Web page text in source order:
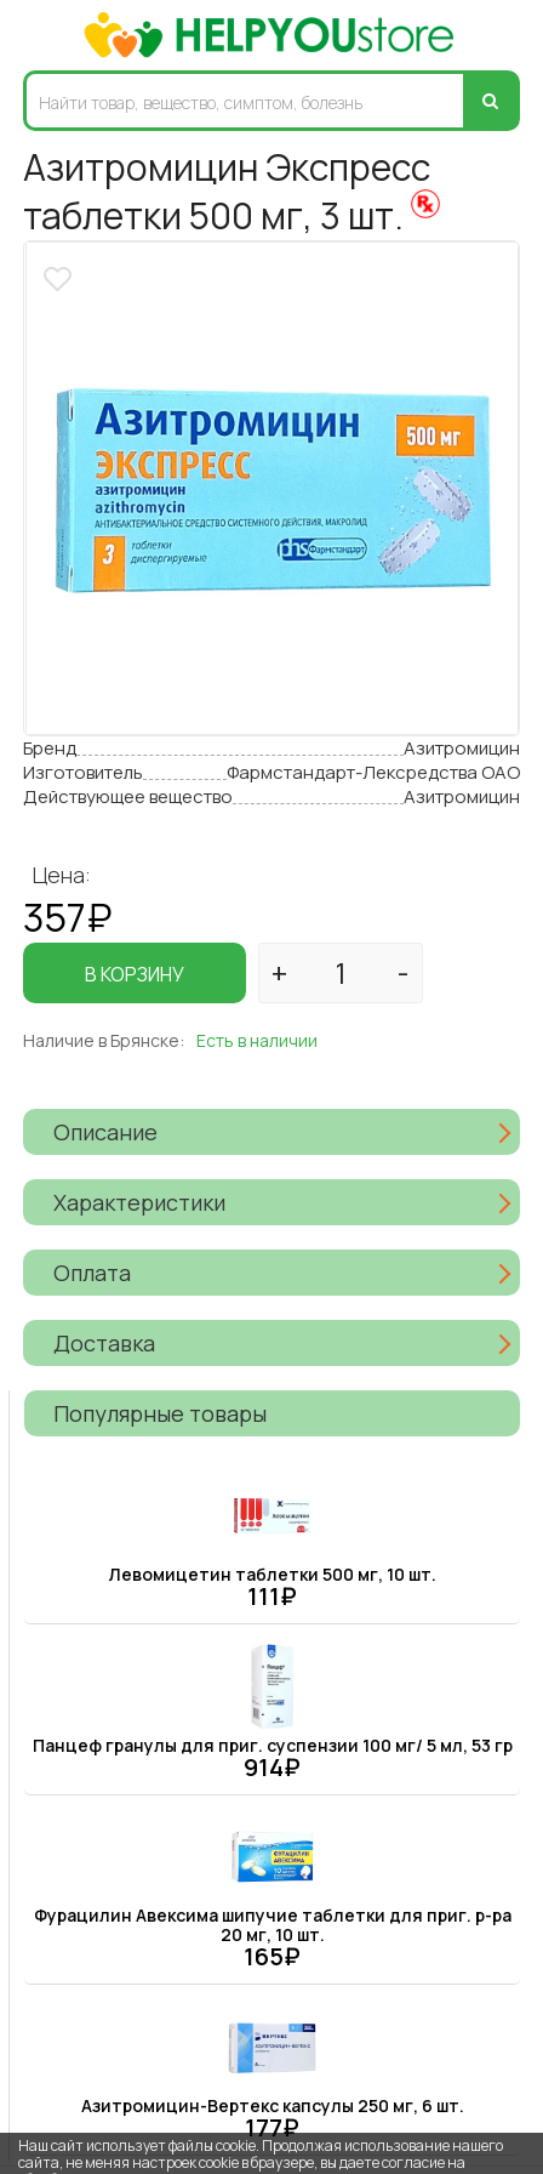
Азитромицин Экспресс
таблетки 500 мг, 3 шт.
Бренд
Азитромицин
Изготовитель
Фармстандарт-Лексредства ОАО
Действующее вещество
Азитромицин
Цена:
357₽
В КОРЗИНУ
Наличие в Брянске: Есть в наличии
Описание
Характеристики
Оплата
Доставка
Популярные товары
Левомицетин таблетки 500 мг, 10 шт.
111₽
Панцеф гранулы для приг. суспензии 100 мг/ 5 мл, 53 гр
914₽
Фурацилин Авексима шипучие таблетки для приг. р-ра
20 мг, 10 шт.
165₽
Азитромицин-Вертекс капсулы 250 мг, 6 шт.
177₽
Наш сайт использует файлы cookie. Продолжая использование нашего
сайта, не меняя настроек cookie в браузере, вы даете согласие на